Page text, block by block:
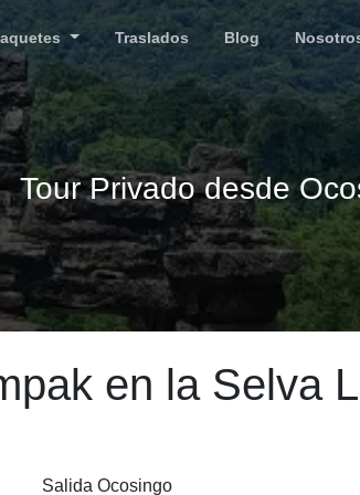
Traslados Blog
Tour Privado desde
en la Selva
Salida Ocosingo